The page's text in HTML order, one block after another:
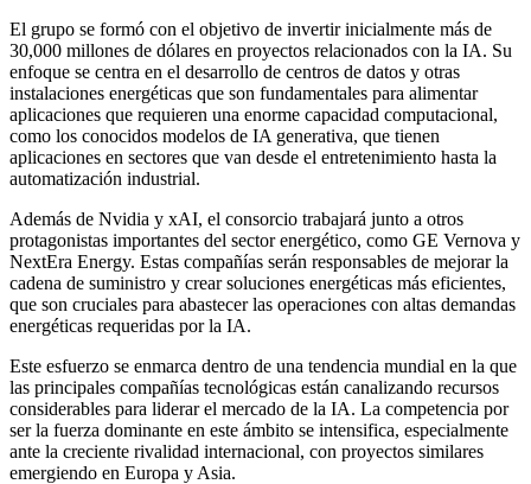
El grupo se formó con el objetivo de invertir inicialmente más de
30,000 millones de dólares en proyectos relacionados con la IA. Su
enfoque se centra en el desarrollo de centros de datos y otras
instalaciones energéticas que son fundamentales para alimentar
aplicaciones que requieren una enorme capacidad computacional,
como los conocidos modelos de IA generativa, que tienen
aplicaciones en sectores que van desde el entretenimiento hasta la
automatización industrial.
Además de Nvidia y xAI, el consorcio trabajará junto a otros
protagonistas importantes del sector energético, como GE Vernova y
NextEra Energy. Estas compañías serán responsables de mejorar la
cadena de suministro y crear soluciones energéticas más eficientes,
que son cruciales para abastecer las operaciones con altas demandas
energéticas requeridas por la IA.
Este esfuerzo se enmarca dentro de una tendencia mundial en la que
las principales compañías tecnológicas están canalizando recursos
considerables para liderar el mercado de la IA. La competencia por
ser la fuerza dominante en este ámbito se intensifica, especialmente
ante la creciente rivalidad internacional, con proyectos similares
emergiendo en Europa y Asia.